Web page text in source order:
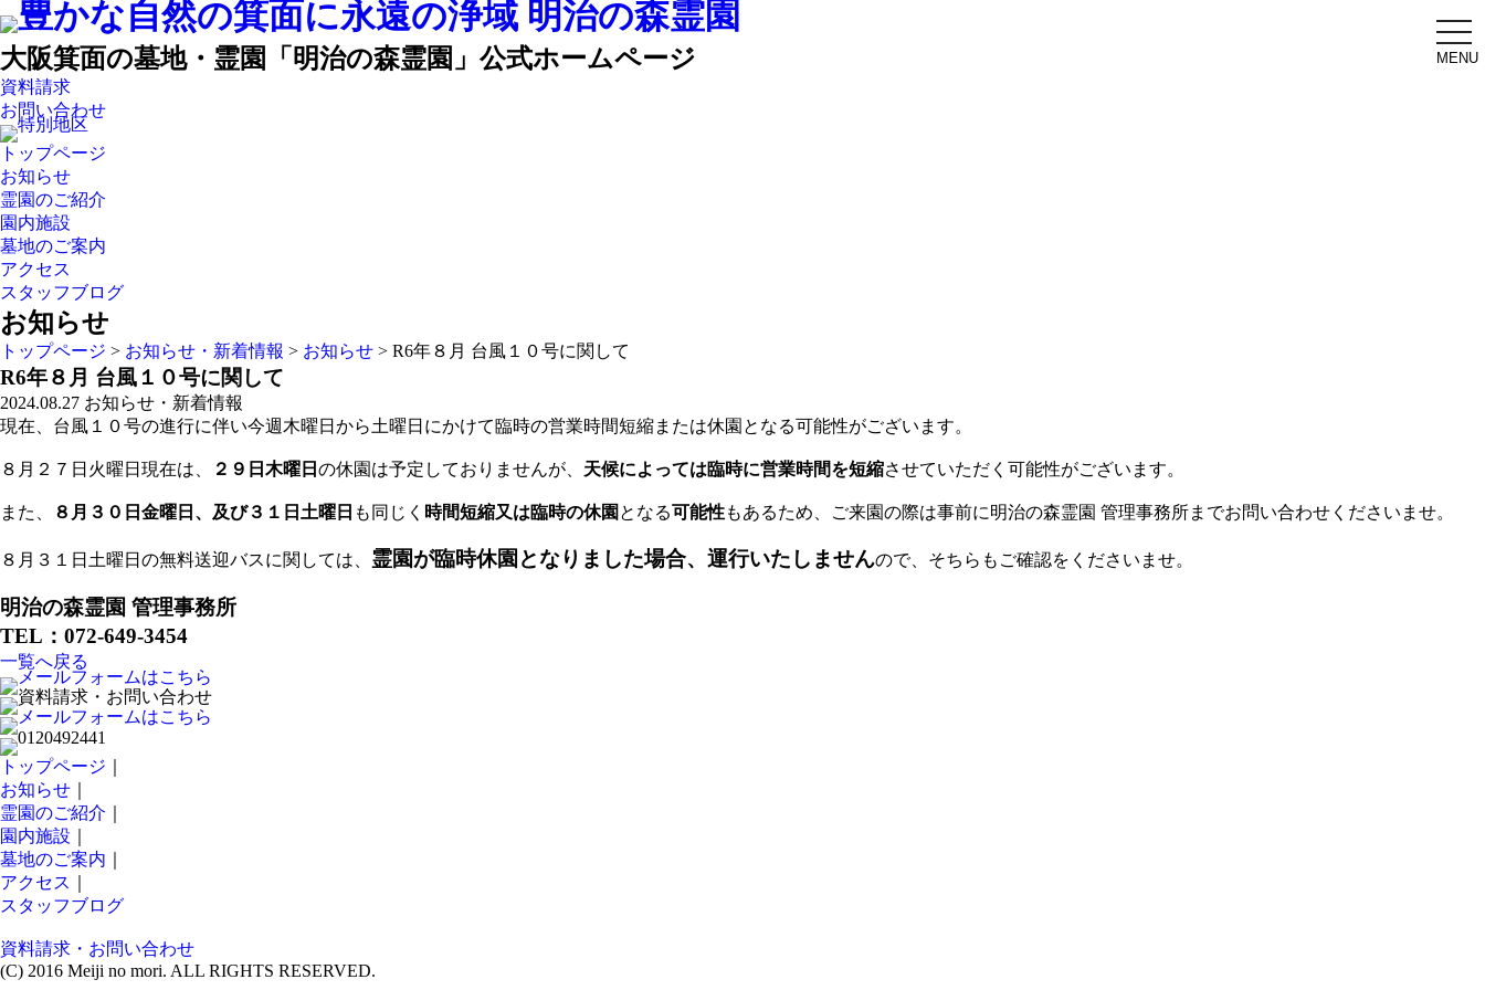
MENU
大阪箕面の墓地・霊園「明治の森霊園」公式ホームページ
資料請求
お問い合わせ
トップページ
お知らせ
霊園のご紹介
園内施設
墓地のご案内
アクセス
スタッフブログ
お知らせ
トップページ > お知らせ・新着情報 > お知らせ > R6年８月 台風１０号に関して
R6年８月 台風１０号に関して
2024.08.27 お知らせ・新着情報
現在、台風１０号の進行に伴い今週木曜日から土曜日にかけて臨時の営業時間短縮または休園となる可能性がございます。
８月２７日火曜日現在は、 ２９日木曜日 の休園は予定しておりませんが、 天候によっては臨時に営業時間を短縮させていただく可能性がございます。
また、 ８月３０日金曜日、及び３１日土曜日 も同じく 時間短縮又は臨時の休園 となる可能性もあるため、ご来園の際は事前に明治の森霊園 管理事務所までお問い合わせくださいませ。
８月３１日土曜日の無料送迎バスに関しては、 霊園が臨時休園となりました場合、運行いたしませんので、そちらもご確認をくださいませ。
明治の森霊園 管理事務所
TEL：072-649-3454
一覧へ戻る
トップページ
お知らせ
霊園のご紹介
園内施設
墓地のご案内
アクセス
スタッフブログ
資料請求・お問い合わせ
(C) 2016 Meiji no mori. ALL RIGHTS RESERVED.